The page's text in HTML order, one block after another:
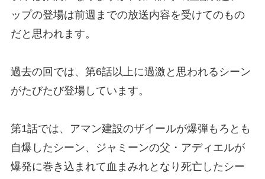
ップの登場は前週までの放送内容を受けてのもの
だと思われます。
過去の回では、第6話以上に過激と思われるシーン
がたびたび登場しています。
第1話では、アマン建設のザイールが爆弾もろとも
自爆したシーン、ジャミーンの父・アディエルが
爆発に巻き込まれて血まみれとなり死亡したシー